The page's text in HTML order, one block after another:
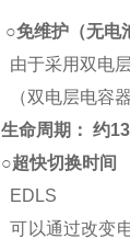
○免维护（无电
由于采用双电
（双电层电容
生命周期： 约
○超快切换时间
EDLS
可以通过改变